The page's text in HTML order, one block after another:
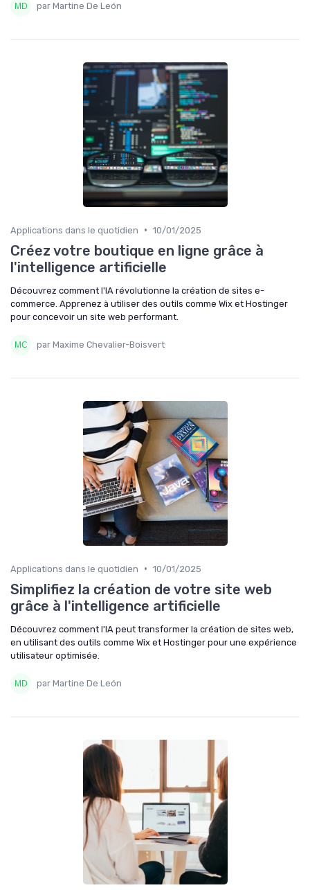
par Martine De León
Applications dans le quotidien • 10/01/2025
Créez votre boutique en ligne grâce à
l'intelligence artificielle
Découvrez comment l'IA révolutionne la création de sites e-
commerce. Apprenez à utiliser des outils comme Wix et Hostinger
pour concevoir un site web performant.
par Maxime Chevalier-Boisvert
Applications dans le quotidien • 10/01/2025
Simplifiez la création de votre site web
grâce à l'intelligence artificielle
Découvrez comment l'IA peut transformer la création de sites web,
en utilisant des outils comme Wix et Hostinger pour une expérience
utilisateur optimisée.
par Martine De León